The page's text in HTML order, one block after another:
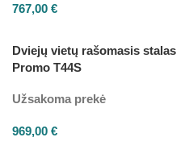
767,00 €
Dviejų vietų rašomasis stalas
Promo T44S
Užsakoma prekė
969,00 €